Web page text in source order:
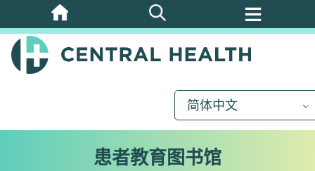
跳
至
主
简体中文
患者教育图书馆